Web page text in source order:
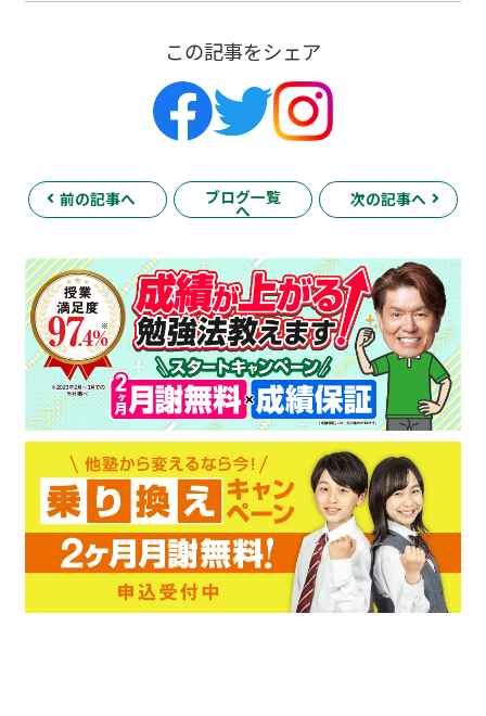
この記事をシェア
前の記事へ ブログ一覧
へ
次の記事へ